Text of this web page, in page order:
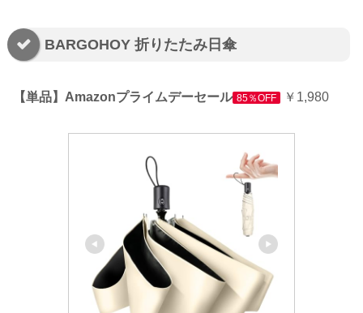
BARGOHOY 折りたたみ日傘
【単品】Amazonプライムデーセール 85％OFF ￥1,980